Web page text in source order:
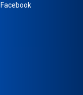
Facebook